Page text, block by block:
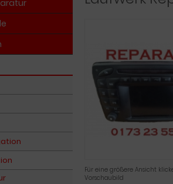
Für eine größere Ansicht
Vorschaubild